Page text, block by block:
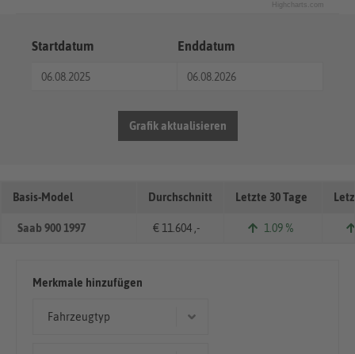
Highcharts.com
Startdatum Enddatum
Grafik aktualisieren
Basis-Model Durchschnitt Letzte 30 Tage
Saab 900 1997 € 11.604 ,- 1.09 %
Merkmale hinzufügen
Fahrzeugtyp